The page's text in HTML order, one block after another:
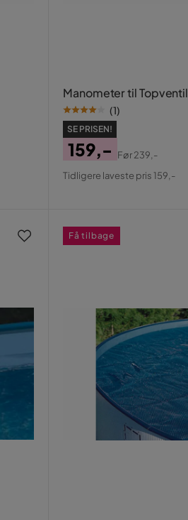
Manometer til Topventil
(1)
SE PRISEN!
Pris
159,-
Original
Før239,-
Tidligere laveste pris 159,-
Få tilbage